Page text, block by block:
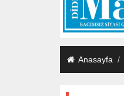
Anasayfa